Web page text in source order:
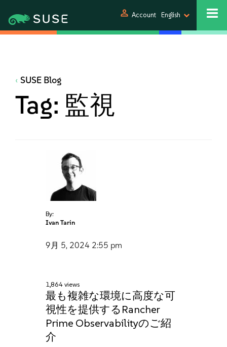
person Account English
SUSE Blog
Tag: 監視
By:
Ivan Tarin
9月 5, 2024 2:55 pm
1,864 views
最も複雑な環境に高度な可
視性を提供するRancher
Prime Observabilityのご紹
介